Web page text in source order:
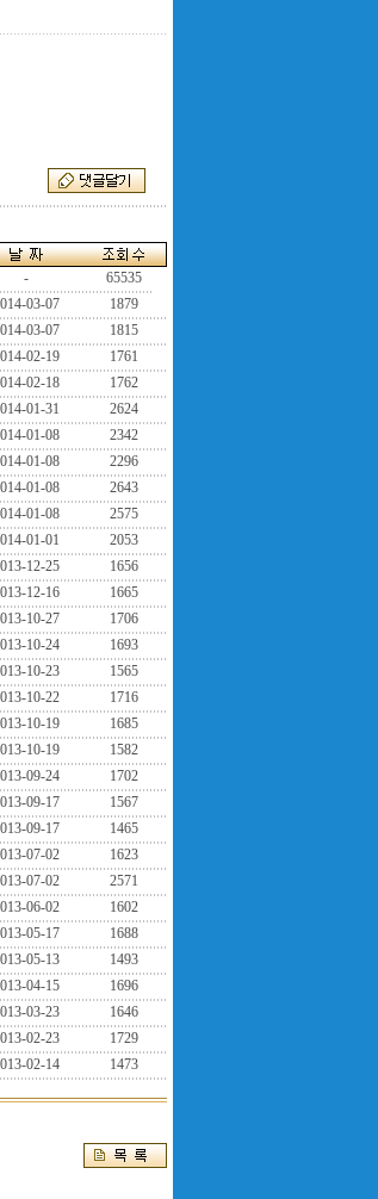
-
65535
03-07
1879
03-07
1815
02-19
1761
02-18
1762
01-31
2624
01-08
2342
01-08
2296
01-08
2643
01-08
2575
01-01
2053
12-25
1656
12-16
1665
10-27
1706
10-24
1693
10-23
1565
10-22
1716
10-19
1685
10-19
1582
09-24
1702
09-17
1567
09-17
1465
07-02
1623
07-02
2571
06-02
1602
05-17
1688
05-13
1493
04-15
1696
03-23
1646
02-23
1729
02-14 1473